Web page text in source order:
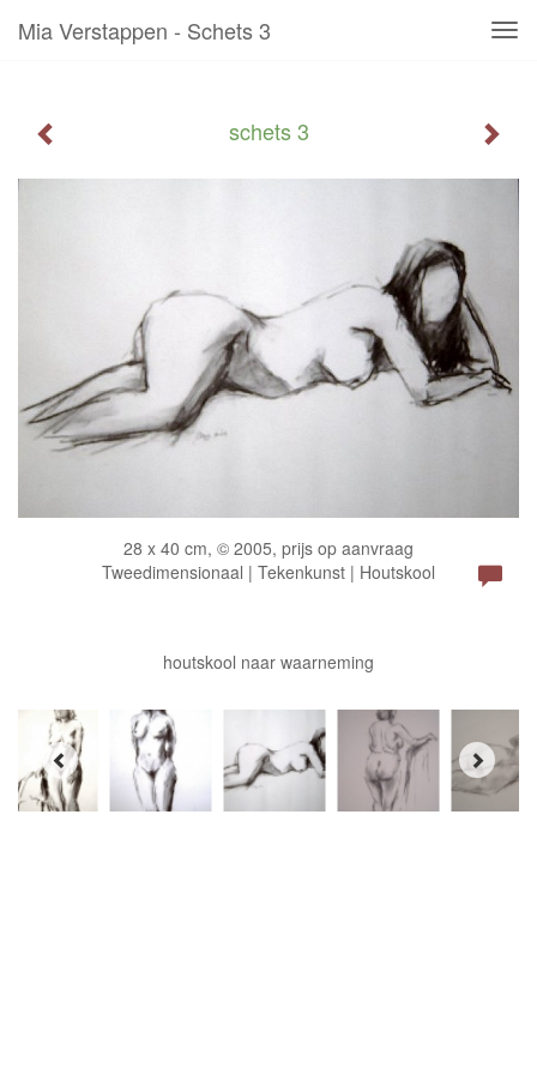
Mia Verstappen - Schets 3
schets 3
28 x 40 cm, © 2005, prijs op aanvraag
Tweedimensionaal | Tekenkunst | Houtskool
houtskool naar waarneming